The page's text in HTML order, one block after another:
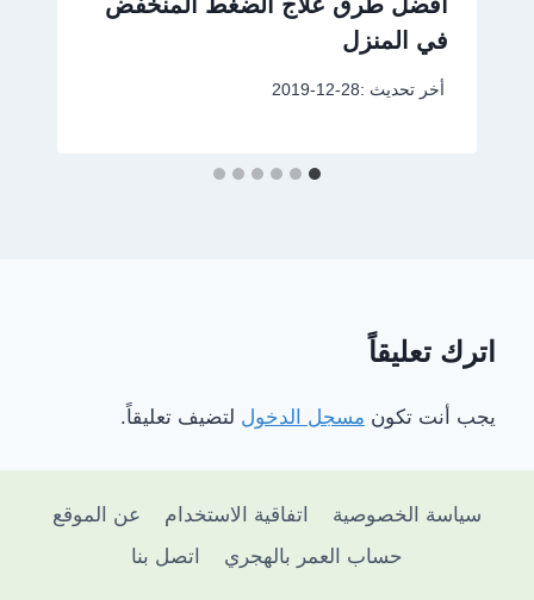
في المنزل
أخر تحديث :2019-12-28
اترك تعليقاً
يجب أنت تكون مسجل الدخول لتضيف تعليقاً.
سياسة الخصوصية اتفاقية الاستخدام
عن الموقع
حساب العمر بالهجري
اتصل بنا